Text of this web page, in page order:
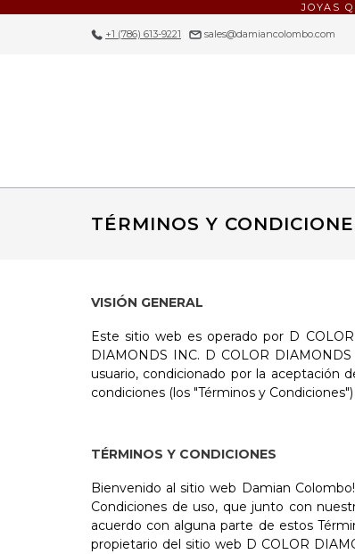
JOYAS
+1 (786) 613-9221 sales@damiancolombo.com
TÉRMINOS Y
VISIÓN GENERAL
Este sitio web es operado por D
DIAMONDS INC. D COLOR
usuario, condicionado por la aceptación
condiciones (los "Términos y
TÉRMINOS Y CONDICIONES
Bienvenido al sitio web Damian
Condiciones de uso, que junto con
acuerdo con alguna parte de estos
propietario del sitio web D COLOR